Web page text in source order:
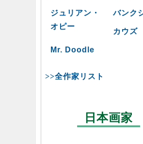
ジュリアン・
オピー
バンク
カウズ
Mr. Doodle
>>全作家リスト
日本画家